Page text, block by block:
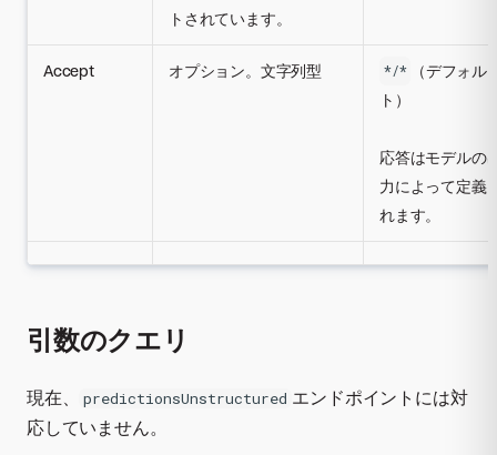
トされています。
Accept オプション。文字列型 */*
（デフォル
ト）
応答はモデルの
力によって定義
れます。
引数のクエリ
現在、 predictionsUnstructured エンドポイントには対
応していません。